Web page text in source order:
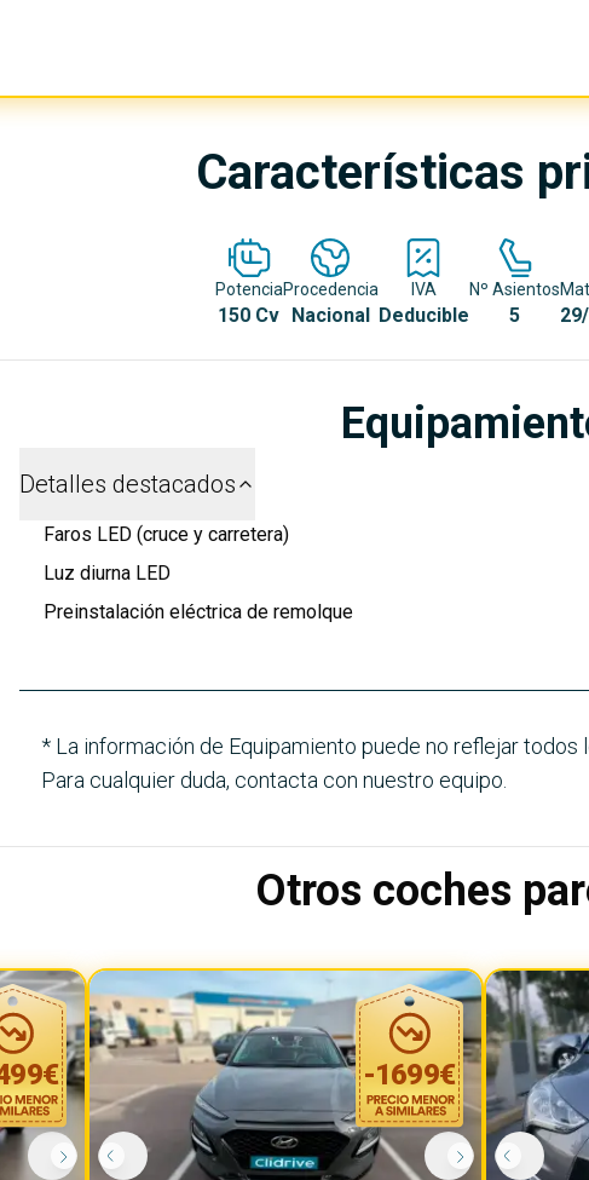
Características
Potencia
150 Cv
Procedencia
Nacional
IVA
Deducible
Nº Asientos
5
Detalles destacados
Faros LED (cruce y carretera)
Luz diurna LED
Preinstalación eléctrica de remolque
* La información de Equipamiento puede no reflejar
Para cualquier duda, contacta con nuestro equipo.
Otros coches
€ -1699€